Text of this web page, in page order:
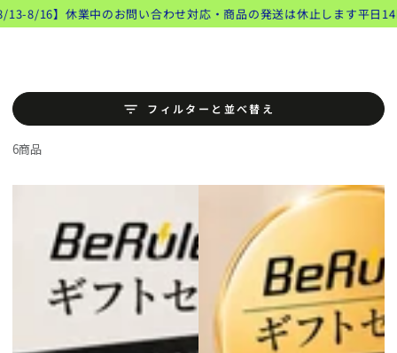
コンテンツにスキッ
プする
】休業中のお問い合わせ対応・商品の発送は休止します 平日14時ま
ト
フィルターと並べ替え
6商品
類似商品